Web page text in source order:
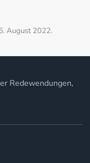
August 2022.
Redewendungen,